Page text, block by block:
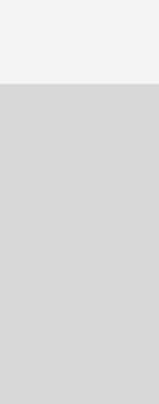
bytu alebo
údržbu a
nebytových